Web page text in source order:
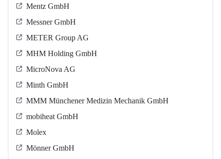
Mentz GmbH
Messner GmbH
METER Group AG
MHM Holding GmbH
MicroNova AG
Minth GmbH
MMM Münchener Medizin Mechanik GmbH
mobiheat GmbH
Molex
Mönner GmbH